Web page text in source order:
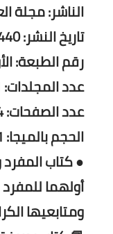
الناشر: مجلة
تاريخ النشر: 1440هـ
رقم الطبعة:
عدد المجلدات: 1
عدد الصفحات: 114
الحجم بالميجا: 3.31
● كتاب
أولهما
ومتابعيها